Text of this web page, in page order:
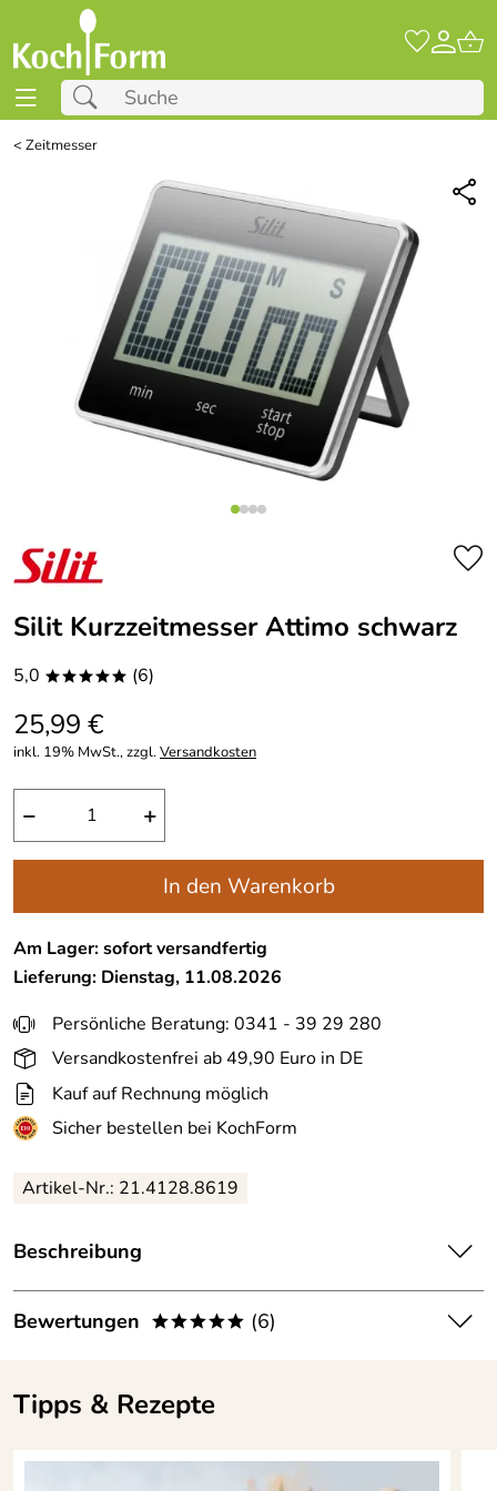
<Zeitmesser
Silit Kurzzeitmesser Attimo schwarz
5,0 ***** (6)
25,99 €
inkl. 19% MwSt., zzgl.Versandkosten
− +
In den Warenkorb
Am Lager: sofort versandfertig
Lieferung: Dienstag, 11.08.2026
Persönliche Beratung: 0341 - 39 29 280
Versandkostenfrei ab 49,90 Euro in DE
Kauf auf Rechnung möglich
Sicher bestellen bei KochForm
Artikel-Nr.: 21.4128.8619
Beschreibung
SilitKurzzeitmesser Attimo in schwarz. Der clevere Timer
für die Küche. Ob zum Eierkochen, Backen oder Kochen mit
Küche.
Bewertungen ***** (6)
5
Tipps & Rezepte